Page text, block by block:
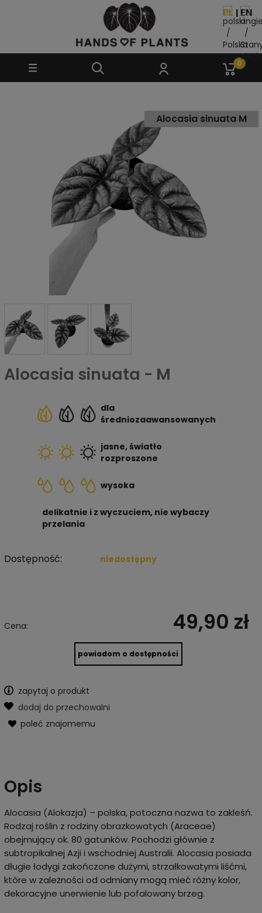
Alocasia sinuata M
Alocasia sinuata - M
dla
średniozaawansowanych
jasne, światło
rozproszone
wysoka
delikatnie i z wyczuciem, nie wybaczy
przelania
Dostępność: niedostępny
Cena: 49,90 zł
powiadom o dostępności
zapytaj o produkt
dodaj do przechowalni
poleć znajomemu
Opis
Alocasia (Alokazja) – polska, potoczna nazwa to zakleśń.
Rodzaj roślin z rodziny obrazkowatych (Araceae)
obejmujący ok. 80 gatunków. Pochodzi głównie z
subtropikalnej Azji i wschodniej Australii. Alocasia posiada
długie łodygi zakończone dużymi, strzałkowatymi liśćmi,
które w zależności od odmiany mogą mieć różny kolor,
dekoracyjne unerwienie lub pofalowany brzeg.